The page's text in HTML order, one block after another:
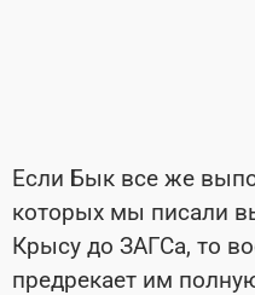
Если Бык все же
которых мы писали
Крысу до ЗАГСа, то
предрекает им